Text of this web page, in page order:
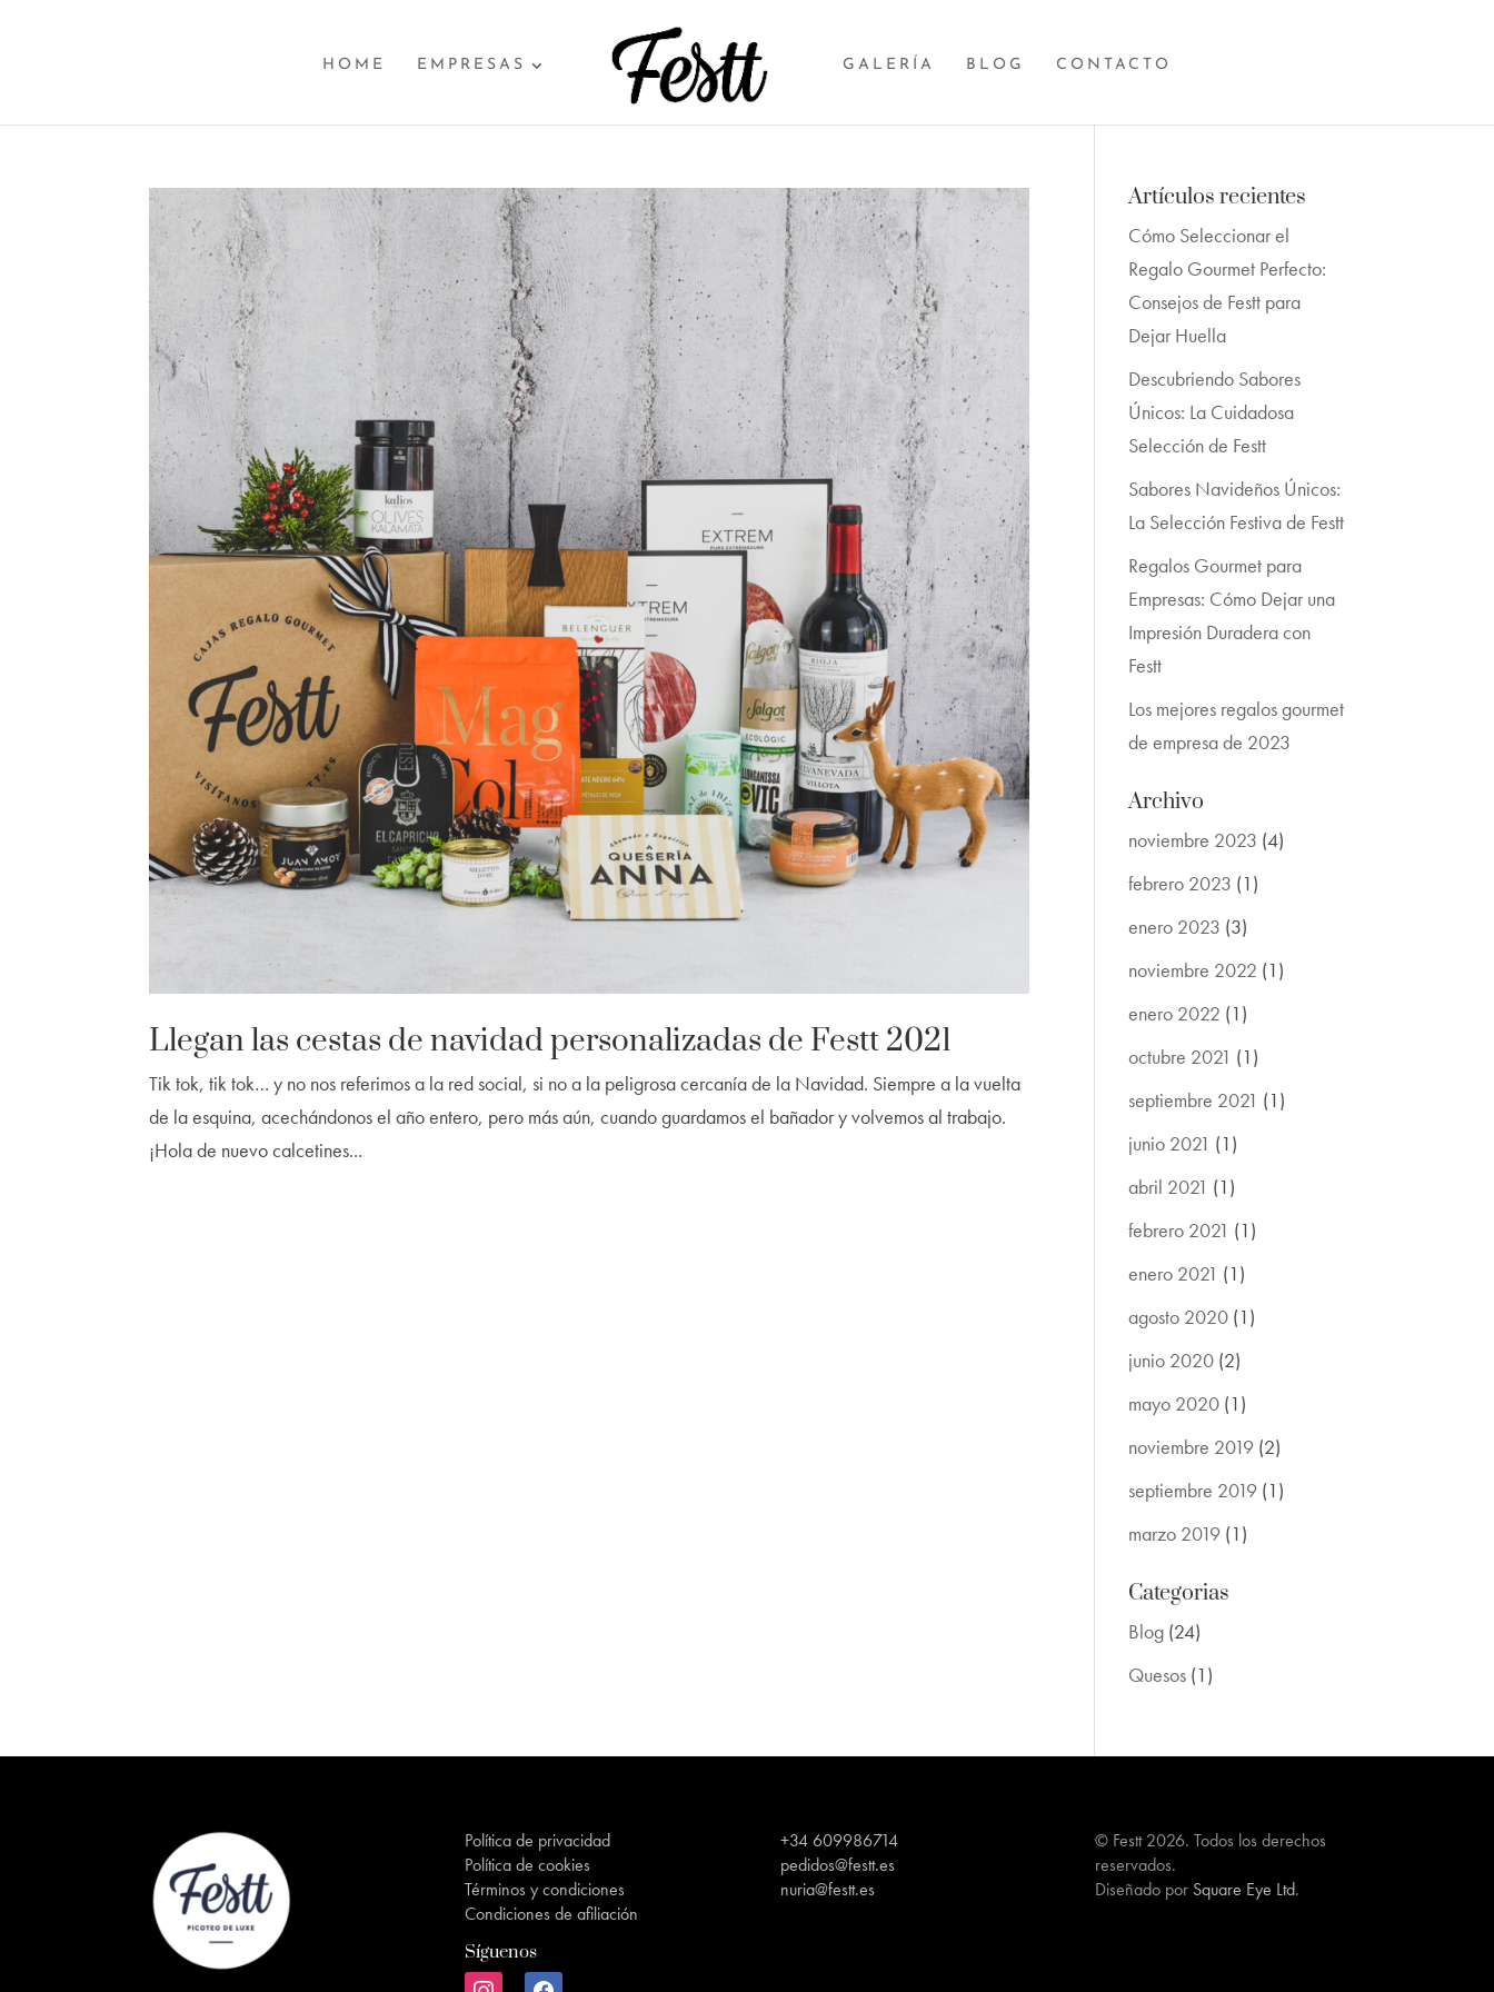
HOME EMPRESAS GALERÍA BLOG CONTACTO
Llegan las cestas de navidad personalizadas de Festt 2021
Tik tok, tik tok… y no nos referimos a la red social, si no a la peligrosa cercanía de la Navidad. Siempre a la vuelta
de la esquina, acechándonos el año entero, pero más aún, cuando guardamos el bañador y volvemos al trabajo.
¡Hola de nuevo calcetines...
Artículos recientes
Cómo Seleccionar el
Regalo Gourmet Perfecto:
Consejos de Festt para
Dejar Huella
Descubriendo Sabores
Únicos: La Cuidadosa
Selección de Festt
Sabores Navideños Únicos:
La Selección Festiva de Festt
Regalos Gourmet para
Empresas: Cómo Dejar una
Impresión Duradera con
Festt
Los mejores regalos gourmet
de empresa de 2023
Archivo
noviembre 2023 (4)
febrero 2023 (1)
enero 2023 (3)
noviembre 2022 (1)
enero 2022 (1)
octubre 2021 (1)
septiembre 2021 (1)
junio 2021 (1)
abril 2021 (1)
febrero 2021 (1)
enero 2021 (1)
agosto 2020 (1)
junio 2020 (2)
mayo 2020 (1)
noviembre 2019 (2)
septiembre 2019 (1)
marzo 2019 (1)
Categorias
Blog (24)
Quesos (1)
Política de privacidad
Política de cookies
Términos y condiciones
Condiciones de afiliación
Síguenos
instagramfacebook
+34 609986714
pedidos@festt.es
nuria@festt.es
© Festt 2026. Todos los derechos
reservados.
Diseñado por Square Eye Ltd.